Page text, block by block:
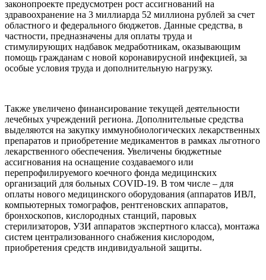
законопроекте предусмотрен рост ассигнований на
здравоохранение на 3 миллиарда 52 миллиона рублей за счет
областного и федерального бюджетов. Данные средства, в
частности, предназначены для оплаты труда и
стимулирующих надбавок медработникам, оказывающим
помощь гражданам с новой коронавирусной инфекцией, за
особые условия труда и дополнительную нагрузку.
Также увеличено финансирование текущей деятельности
лечебных учреждений региона. Дополнительные средства
выделяются на закупку иммунобиологических лекарственных
препаратов и приобретение медикаментов в рамках льготного
лекарственного обеспечения. Увеличены бюджетные
ассигнования на оснащение создаваемого или
перепрофилируемого коечного фонда медицинских
организаций для больных CОVID-19. В том числе – для
оплаты нового медицинского оборудования (аппаратов ИВЛ,
компьютерных томографов, рентгеновских аппаратов,
бронхоскопов, кислородных станций, паровых
стерилизаторов, УЗИ аппаратов экспертного класса), монтажа
систем централизованного снабжения кислородом,
приобретения средств индивидуальной защиты.